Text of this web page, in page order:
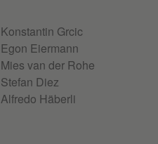
Konstantin Grcic
Egon Eiermann
Mies van der Rohe
Stefan Diez
Alfredo Häberli